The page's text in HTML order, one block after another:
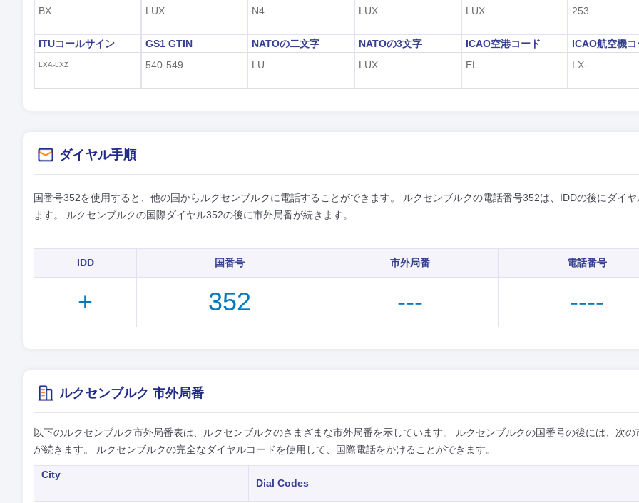
BX
LUX
N4
LUX
LUX
253
ITUコールサイン
LXA-LXZ
GS1 GTIN
540-549
NATOの二文字
LU
NATOの3文字
LUX
ICAO空港コード
EL
ICAO航空機コ
LX-
ダイヤル手順
国番号352を使用すると、他の国からルクセンブルクに電話することができます。 ルクセンブルクの電話番号352は、IDDの後にダイ
ます。 ルクセンブルクの国際ダイヤル352の後に市外局番が続きます。
IDD 国番号 市外局番 電話番号
+ 352 --- ----
ルクセンブルク 市外局番
以下のルクセンブルク市外局番表は、ルクセンブルクのさまざまな市外局番を示しています。 ルクセンブルクの国番号の後には、次の
が続きます。 ルクセンブルクの完全なダイヤルコードを使用して、国際電話をかけることができます。
City
Dial Codes